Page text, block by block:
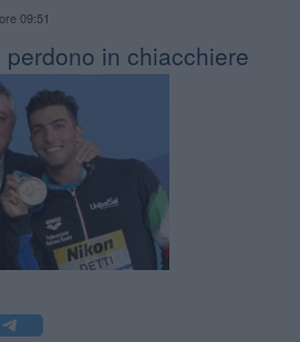
09:51
in chiacchiere